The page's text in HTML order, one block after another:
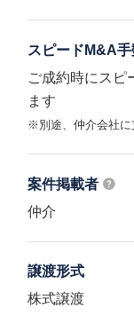
スピードM&A
ご成約時にスピ
ます
※別途、仲介会社に
案件掲載者
仲介
譲渡形式
株式譲渡